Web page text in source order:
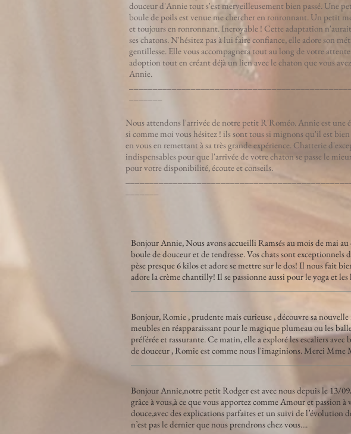
douceur d'Annie tout s'est merveilleusement bien passé. Une
boule de poils est venue me chercher en ronronnant. Un petit
et toujours en ronronnant. Incroyable ! Cette adaptation
ses chatons. N'hésitez pas à lui faire confiance, elle adore son
gentillesse. Elle vous accompagnera tout au long de votre
adoption tout en créant déjà un lien avec le chaton que vous
Annie.
Nous attendons l'arrivée de notre petit R'Roméo. Annie est une
si comme moi vous hésitez ! ils sont tous si mignons qu'il est
en vous en remettant à sa très grande expérience. Chatterie
indispensables pour que l'arrivée de votre chaton se passe le
pour votre disponibilité, écoute et conseils.
Bonjour Annie, Nous avons accueilli Ramsés au mois de mai
boule de douceur et de tendresse. Vos chats sont
pèse presque 6 kilos et adore se mettre sur le dos! Il nous fait
adore la crème chantilly! Il se passionne aussi pour le yoga et
Bonjour, Romie , prudente mais curieuse , découvre sa
meubles en réapparaissant pour le magique plumeau ou les
préférée et rassurante. Ce matin, elle a exploré les escaliers
de douceur , Romie est comme nous l'imaginions. Merci Mme
Bonjour Annie,notre petit Rodger est avec nous depuis le 13/
grâce à vous,à ce que vous apportez comme Amour et passion
douce,avec des explications parfaites et un suivi de l’évolution
n’est pas le dernier que nous prendrons chez vous....